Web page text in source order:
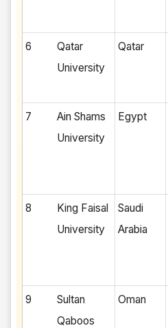
6
Qatar
University
Qatar
7
Ain Shams
University
Egypt
8
King Faisal
University
Saudi
Arabia
9
Sultan
Qaboos
Oman